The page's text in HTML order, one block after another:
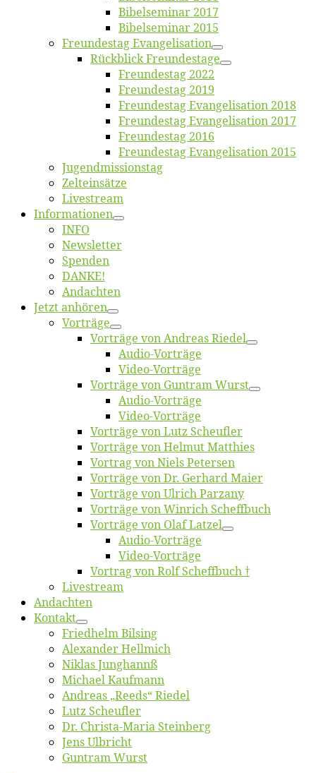
Bibelsemi­nar 2017
Bibelsemi­nar 2015
Freun­des­tag Evangelisation
Rück­blick Freundestage
Freun­des­tag 2022
Freun­des­tag 2019
Freun­des­tag Evan­ge­li­sa­ti­on 2018
Freun­des­tag Evan­ge­li­sa­ti­on 2017
Freun­des­tag 2016
Freun­des­tag Evan­ge­li­sa­ti­on 2015
Jugend­mis­sions­tag
Zelt­ein­sät­ze
Live­stream
Informatio­nen
INFO
News­let­ter
Spen­den
DANKE!
An­dach­ten
Jetzt an­hö­ren
Vor­trä­ge
Vor­trä­ge von An­dre­as Riedel
Au­dio-Vor­trä­ge
Vi­deo-Vor­trä­ge
Vor­trä­ge von Gun­tram Wurst
Au­dio-Vor­trä­ge
Vi­deo-Vor­trä­ge
Vor­trä­ge von Lutz Scheufler
Vor­trä­ge von Hel­mut Matthies
Vor­trag von Niels Petersen
Vor­trä­ge von Dr. Ger­hard Maier
Vor­trä­ge von Ul­rich Parzany
Vor­trä­ge von Win­rich Scheffbuch
Vor­trä­ge von Olaf Latzel
Au­dio-Vor­trä­ge
Vi­deo-Vor­trä­ge
Vor­trag von Rolf Scheffbuch †
Live­stream
An­dach­ten
Kon­takt
Fried­helm Bilsing
Alex­an­der Hellmich
Ni­klas Junghannß
Mi­cha­el Kaufmann
An­dre­as „Reeds“ Riedel
Lutz Scheuf­ler
Dr. Chris­­ta-Ma­ria Steinberg
Jens Ulb­richt
Gun­tram Wurst